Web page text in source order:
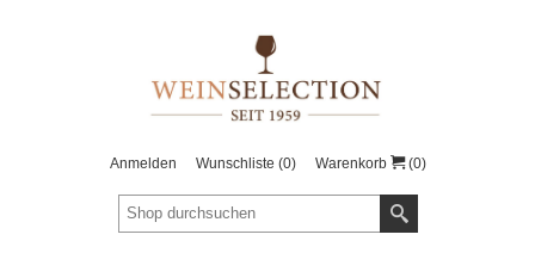
Anmelden Wunschliste (0) Warenkorb (0)